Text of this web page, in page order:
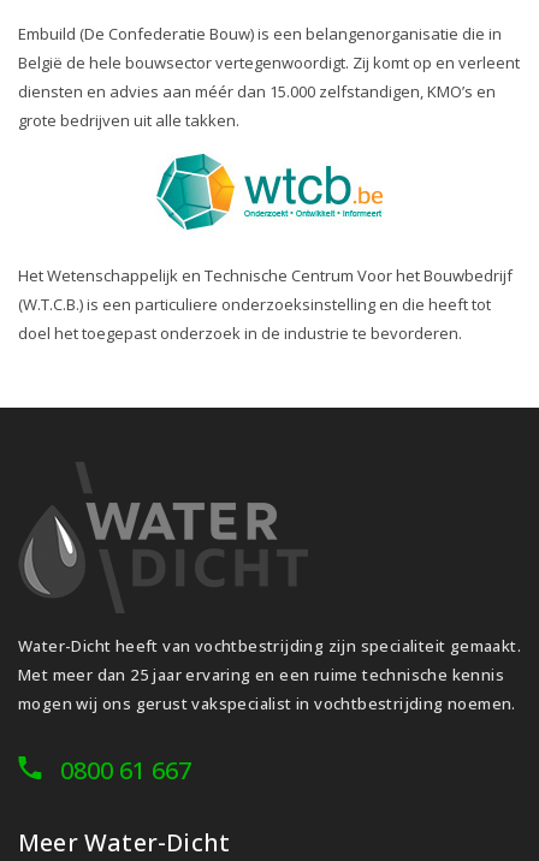
Embuild (De Confederatie Bouw) is een belangenorganisatie die in
België de hele bouwsector vertegenwoordigt. Zij komt op en verleent
diensten en advies aan méér dan 15.000 zelfstandigen, KMO’s en
grote bedrijven uit alle takken.
Het Wetenschappelijk en Technische Centrum Voor het Bouwbedrijf
(W.T.C.B.) is een particuliere onderzoeksinstelling en die heeft tot
doel het toegepast onderzoek in de industrie te bevorderen.
Water-Dicht heeft van vochtbestrijding zijn specialiteit gemaakt.
Met meer dan 25 jaar ervaring en een ruime technische kennis
mogen wij ons gerust vakspecialist in vochtbestrijding noemen.
0800 61 667
Meer Water-Dicht